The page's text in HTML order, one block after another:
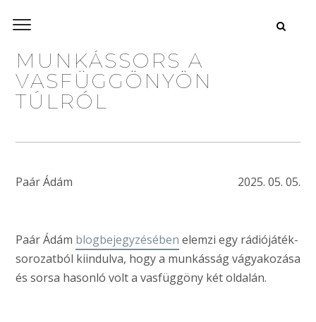
MUNKÁSSORS A
VASFÜGGÖNYÖN
TÚLRÓL
Paár Ádám 2025. 05. 05.
Paár Ádám blogbejegyzésében elemzi egy rádiójáték-
sorozatból kiindulva, hogy a munkásság vágyakozása
és sorsa hasonló volt a vasfüggöny két oldalán.